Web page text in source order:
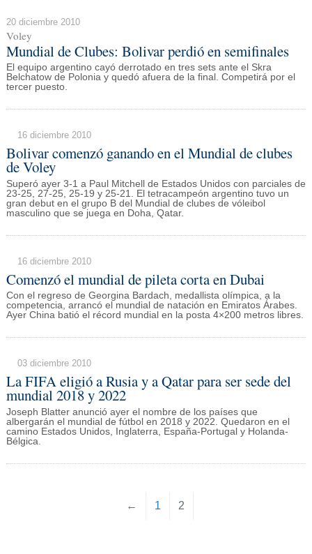
20 diciembre 2010
Voley
Mundial de Clubes: Bolivar perdió en semifinales
El equipo argentino cayó derrotado en tres sets ante el Skra
Belchatow de Polonia y quedó afuera de la final. Competirá por el
tercer puesto.
16 diciembre 2010
Bolivar comenzó ganando en el Mundial de clubes
de Voley
Superó ayer 3-1 a Paul Mitchell de Estados Unidos con parciales de
23-25, 27-25, 25-19 y 25-21. El tetracampeón argentino tuvo un
gran debut en el grupo B del Mundial de clubes de vóleibol
masculino que se juega en Doha, Qatar.
16 diciembre 2010
Comenzó el mundial de pileta corta en Dubai
Con el regreso de Georgina Bardach, medallista olímpica, a la
competencia, arrancó el mundial de natación en Emiratos Árabes.
Ayer China batió el récord mundial en la posta 4×200 metros libres.
03 diciembre 2010
La FIFA eligió a Rusia y a Qatar para ser sede del
mundial 2018 y 2022
Joseph Blatter anunció ayer el nombre de los países que
albergarán el mundial de fútbol en 2018 y 2022. Quedaron en el
camino Estados Unidos, Inglaterra, España-Portugal y Holanda-
Bélgica.
← 1 2